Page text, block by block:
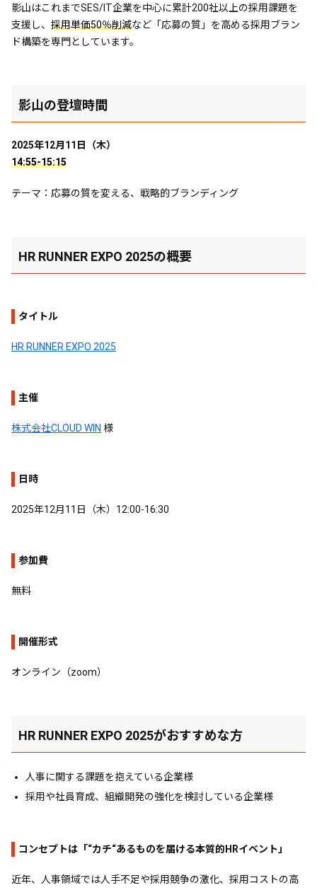
影山はこれまでSES/IT企業を中心に累計200社以上の採用課題を
支援し、 採用単価50％削減など「応募の質」を高める採用ブラン
ド構築を専門としています。
影山の登壇時間
2025年12月11日（木）
14:55-15:15
テーマ：応募の質を変える、戦略的ブランディング
HR RUNNER EXPO 2025の概要
タイトル
HR RUNNER EXPO 2025
主催
株式会社CLOUD WIN 様
日時
2025年12月11日（木）12:00-16:30
参加費
無料
開催形式
オンライン（zoom）
HR RUNNER EXPO 2025がおすすめな方
人事に関する課題を抱えている企業様
採用や社員育成、組織開発の強化を検討している企業様
コンセプトは「“カチ“あるものを届ける本質的HRイベント」
近年、人事領域では人手不足や採用競争の激化、採用コストの高